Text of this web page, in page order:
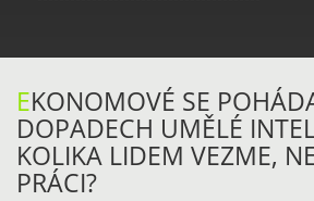
EKONOMOVÉ SE
DOPADECH UMĚLÉ
KOLIKA LIDEM VEZME,
PRÁCI?